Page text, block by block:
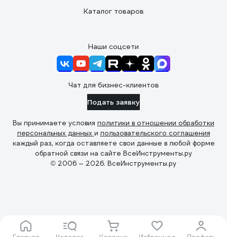
Каталог товаров
Наши соцсети
Чат для бизнес-клиентов
Подать заявку
Вы принимаете условия политики в отношении обработки
персональных данных и пользовательского соглашения
каждый раз, когда оставляете свои данные в любой форме
обратной связи на сайте ВсеИнструменты.ру
© 2006 — 2026. ВсеИнструменты.ру